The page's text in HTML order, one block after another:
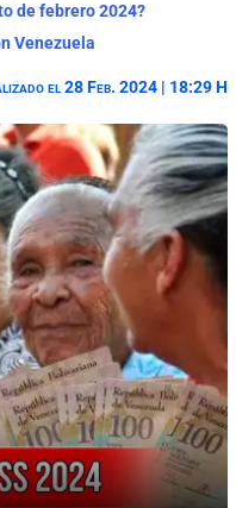
de febrero 2024?
Venezuela
el 28 Feb. 2024 | 18:29 H